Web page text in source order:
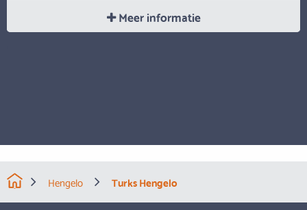
Meer informatie
Hengelo Turks Hengelo